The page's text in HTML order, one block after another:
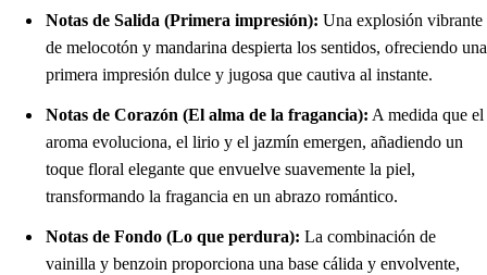
Notas de Salida (Primera impresión): Una explosión vibrante
de melocotón y mandarina despierta los sentidos, ofreciendo una
primera impresión dulce y jugosa que cautiva al instante.
Notas de Corazón (El alma de la fragancia): A medida que el
aroma evoluciona, el lirio y el jazmín emergen, añadiendo un
toque floral elegante que envuelve suavemente la piel,
transformando la fragancia en un abrazo romántico.
Notas de Fondo (Lo que perdura): La combinación de
vainilla y benzoin proporciona una base cálida y envolvente,